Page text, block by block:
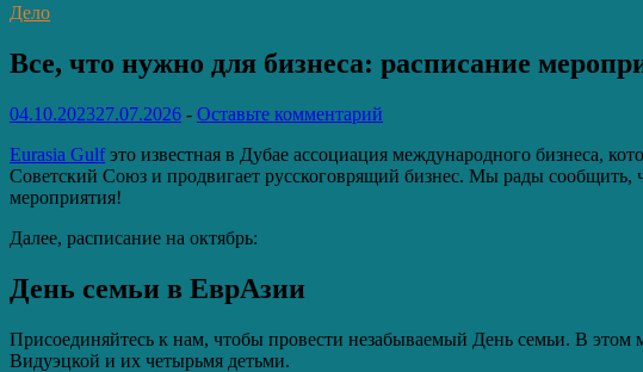
Дело
Все, что нужно для бизнеса: расписание
04.10.202327.07.2026 - Оставьте комментарий
Eurasia Gulfэто известная в Дубае ассоциация международного бизнеса,
Советский Союз и продвигает русскоговрящий бизнес. Мы рады сообщить,
мероприятия!
Далее, расписание на октябрь:
День семьи в ЕврАзии
Присоединяйтесь к нам, чтобы провести незабываемый День семьи. В этом
Видуэцкой и их четырьмя детьми.